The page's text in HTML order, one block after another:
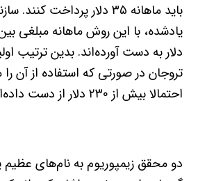
باید ماهانه ۳۵ دلار پرداخت
دلار به‌ دست آورده‌اند. بدین ترتیب
تروجان در صورتی که استفاده از آن
احتمالا بیش از ۲۳۰ دلار از دست داده‌اند.
دو محقق زیمپوریوم به‌ نام‌های عظیم